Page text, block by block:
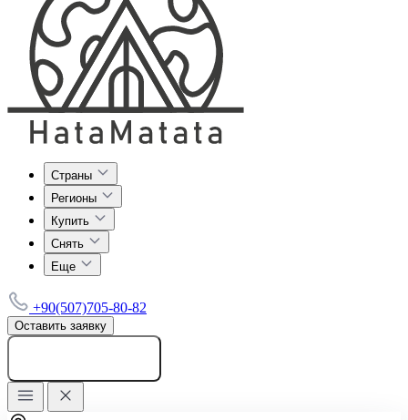
Страны
Регионы
Купить
Снять
Еще
+90(507)705-80-82
Оставить заявку